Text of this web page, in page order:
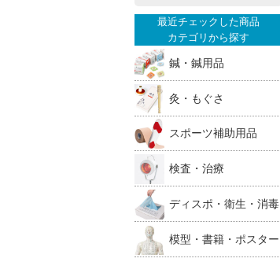
最近チェックした商品
カテゴリから探す
鍼・鍼用品
灸・もぐさ
スポーツ補助用品
検査・治療
ディスポ・衛生・消毒
模型・書籍・ポスター